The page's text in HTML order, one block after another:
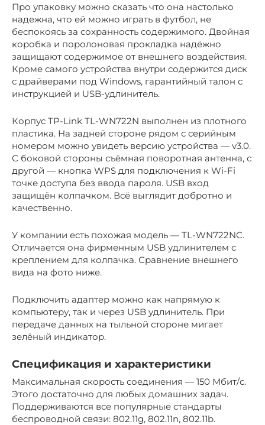
Про упаковку можно сказать что она настолько
надежна, что ей можно играть в футбол, не
беспокоясь за сохранность содержимого. Двойная
коробка и поролоновая прокладка надёжно
защищают содержимое от внешнего воздействия.
Кроме самого устройства внутри содержится диск
с драйверами под Windows, гарантийный талон с
инструкцией и USB-удлинитель.
Корпус TP-Link TL-WN722N выполнен из плотного
пластика. На задней стороне рядом с серийным
номером можно увидеть версию устройства — v3.0.
С боковой стороны съёмная поворотная антенна, с
другой — кнопка WPS для подключения к Wi-Fi
точке доступа без ввода пароля. USB вход
защищён колпачком. Всё выглядит добротно и
качественно.
У компании есть похожая модель — TL-WN722NC.
Отличается она фирменным USB удлинителем с
креплением для колпачка. Сравнение внешнего
вида на фото ниже.
Подключить адаптер можно как напрямую к
компьютеру, так и через USB удлинитель. При
передаче данных на тыльной стороне мигает
зелёный индикатор.
Спецификация и характеристики
Максимальная скорость соединения — 150 Мбит/с.
Этого достаточно для любых домашних задач.
Поддерживаются все популярные стандарты
беспроводной связи: 802.11g, 802.11n, 802.11b.